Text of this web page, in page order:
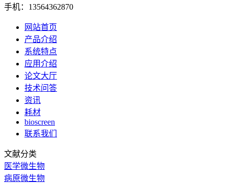
手机：13564362870
网站首页
产品介绍
系统特点
应用介绍
论文大厅
技术问答
资讯
耗材
bioscreen
联系我们
文献分类
医学微生物
病原微生物